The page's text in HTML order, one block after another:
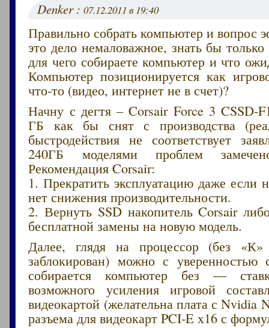
Denker :07.12.2011 в 19:40
Правильно собрать компьютер и вопрос
это дело немаловажное, знать бы
для чего собираете компьютер и что
Компьютер позиционируется как
что-то (видео, интернет не в счет)?
Начну с дегтя – Corsair Force 3 CSSD-
ГБ как бы снят с производства
быстродействия не соответствует
240ГБ моделями проблем
Рекомендация Corsair:
1. Прекратить эксплуатацию даже если
нет снижения производительности.
2. Вернуть SSD накопитель Corsair
бесплатной замены на новую модель.
Далее, глядя на процессор (без
заблокирован) можно с уверенностью
собирается компьютер без —
возможного усиления игровой
видеокартой (желательна плата с Nvidia
разъема для видеокарт PCI-E x16 с